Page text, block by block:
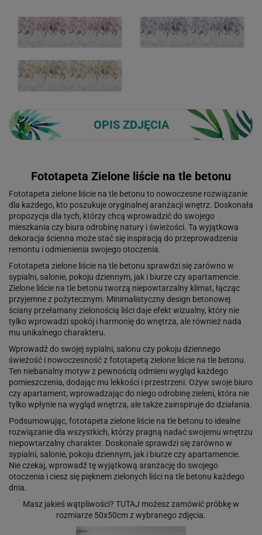
OPIS ZDJĘCIA
Fototapeta Zielone liście na tle betonu
Fototapeta zielone liście na tle betonu to nowoczesne rozwiązanie
dla każdego, kto poszukuje oryginalnej aranżacji wnętrz. Doskonała
propozycja dla tych, którzy chcą wprowadzić do swojego
mieszkania czy biura odrobinę natury i świeżości. Ta wyjątkowa
dekoracja ścienna może stać się inspiracją do przeprowadzenia
remontu i odmienienia swojego otoczenia.
Fototapeta zielone liście na tle betonu sprawdzi się zarówno w
sypialni, salonie, pokoju dziennym, jak i biurze czy apartamencie.
Zielone liście na tle betonu tworzą niepowtarzalny klimat, łącząc
przyjemne z pożytecznym. Minimalistyczny design betonowej
ściany przełamany zielonością liści daje efekt wizualny, który nie
tylko wprowadzi spokój i harmonię do wnętrza, ale również nada
mu unikalnego charakteru.
Wprowadź do swojej sypialni, salonu czy pokoju dziennego
świeżość i nowoczesność z fototapetą zielone liście na tle betonu.
Ten niebanalny motyw z pewnością odmieni wygląd każdego
pomieszczenia, dodając mu lekkości i przestrzeni. Ożyw swoje biuro
czy apartament, wprowadzając do niego odrobinę zieleni, która nie
tylko wpłynie na wygląd wnętrza, ale także zainspiruje do działania.
Podsumowując, fototapeta zielone liście na tle betonu to idealne
rozwiązanie dla wszystkich, którzy pragną nadać swojemu wnętrzu
niepowtarzalny charakter. Doskonale sprawdzi się zarówno w
sypialni, salonie, pokoju dziennym, jak i biurze czy apartamencie.
Nie czekaj, wprowadź tę wyjątkową aranżację do swojego
otoczenia i ciesz się pięknem zielonych liści na tle betonu każdego
dnia.
Masz jakieś wątpliwości? TUTAJ możesz zamówić próbkę w
rozmiarze 50x50cm z wybranego zdjęcia.